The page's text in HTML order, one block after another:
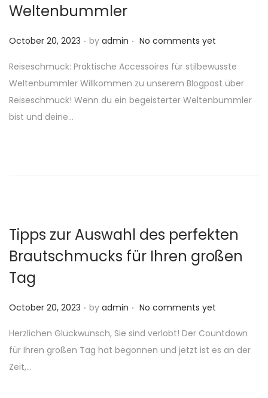
Weltenbummler
P
s
t
e
d
October 20, 2023 . by admin . No comments yet
Reiseschmuck: Praktische Accessoires für stilbewusste
Weltenbummler Willkommen zu unserem Blogpost über
Reiseschmuck! Wenn du ein begeisterter Weltenbummler
bist und deine…
Tipps zur Auswahl des perfekten
Brautschmucks für Ihren großen
Tag
P
s
t
e
October 20, 2023 . by admin . No comments yet
Herzlichen Glückwunsch, Sie sind verlobt! Der Countdown
für Ihren großen Tag hat begonnen und jetzt ist es an der
Zeit,…